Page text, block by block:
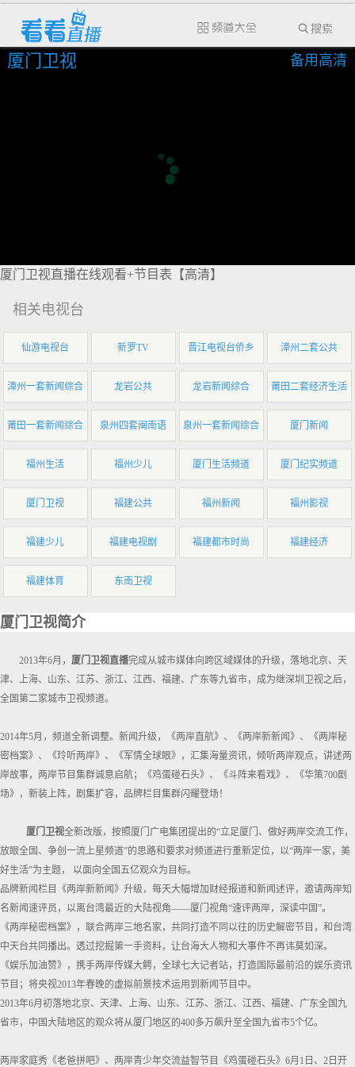
厦门卫视 备用高清
厦门卫视直播在线观看+节目表【高清】
相关电视台
仙游电视台 新罗TV 晋江电视台侨乡 漳州二套公共
漳州一套新闻综合 龙岩公共 龙岩新闻综合 莆田二套经济生活
莆田一套新闻综合 泉州四套闽南语 泉州一套新闻综合 厦门新闻
福州生活 福州少儿 厦门生活频道 厦门纪实频道
厦门卫视 福建公共 福州新闻 福州影视
福建少儿 福建电视剧 福建都市时尚 福建经济
福建体育 东南卫视
厦门卫视简介
2013年6月， 厦门卫视直播完成从城市媒体向跨区域媒体的升级，落地北京、天
津、上海、山东、江苏、浙江、江西、福建、广东等九省市，成为继深圳卫视之后，
全国第二家城市卫视频道。
2014年5月，频道全新调整。新闻升级，《两岸直航》、《两岸新新闻》、《两岸秘
密档案》、《玲听两岸》、《军情全球眼》，汇集海量资讯，倾听两岸观点，讲述两
岸故事，两岸节目集群诚意启航；《鸡蛋碰石头》、《斗阵来看戏》、《华策700剧
场》，新装上阵，剧集扩容，品牌栏目集群闪耀登场！
厦门卫视全新改版，按照厦门广电集团提出的“立足厦门、做好两岸交流工作，
放眼全国、争创一流上星频道”的思路和要求对频道进行重新定位，以“两岸一家，美
好生活”为主题， 以面向全国五亿观众为目标。
品牌新闻栏目《两岸新新闻》升级，每天大幅增加财经报道和新闻述评，邀请两岸知
名新闻速评员，以离台湾最近的大陆视角——厦门视角“速评两岸，深读中国”。
《两岸秘密档案》，联合两岸三地名家，共同打造不同以往的历史解密节目，和台湾
中天台共同播出。透过挖掘第一手资料，让台海大人物和大事件不再讳莫如深。
《娱乐加油赞》，携手两岸传媒大鳄，全球七大记者站，打造国际最前沿的娱乐资讯
节目；将央视2013年春晚的虚拟前景技术运用到新闻节目中。
2013年6月初落地北京、天津、上海、山东、江苏、浙江、江西、福建、广东全国九
省市，中国大陆地区的观众将从厦门地区的400多万飙升至全国九省市5个亿。
两岸家庭秀《老爸拼吧》、两岸青少年交流益智节目《鸡蛋碰石头》6月1日、2日开